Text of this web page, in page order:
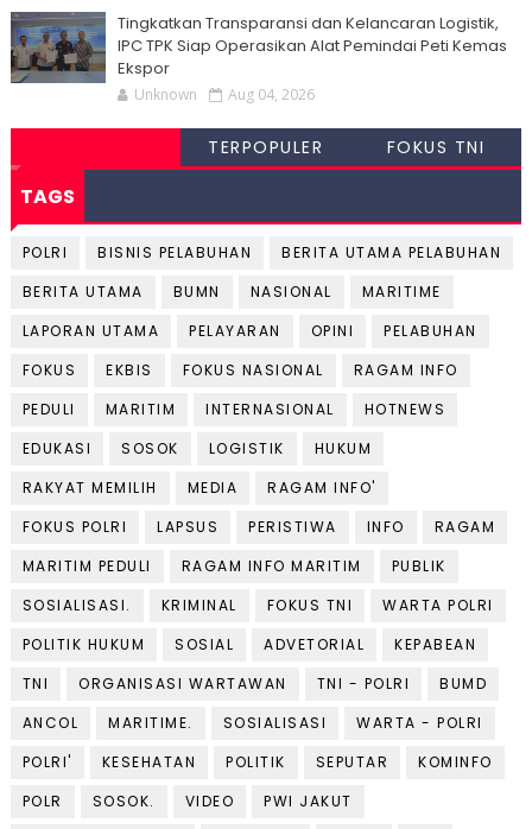
Tingkatkan Transparansi dan Kelancaran Logistik,
IPC TPK Siap Operasikan Alat Pemindai Peti Kemas
Ekspor
Unknown Aug 04, 2026
TERPOPULER FOKUS TNI
TAGS
POLRI BISNIS PELABUHAN
BERITA UTAMA PELABUHAN
BERITA UTAMA
BUMN NASIONAL
MARITIME
LAPORAN UTAMA
PELAYARAN OPINI
PELABUHAN
FOKUS
EKBIS FOKUS NASIONAL
RAGAM INFO
PEDULI
MARITIM INTERNASIONAL
HOTNEWS
EDUKASI
SOSOK LOGISTIK
HUKUM
RAKYAT MEMILIH
MEDIA
RAGAM INFO'
FOKUS POLRI
LAPSUS PERISTIWA INFO
RAGAM
MARITIM PEDULI
RAGAM INFO MARITIM
PUBLIK
SOSIALISASI.
KRIMINAL FOKUS TNI
WARTA POLRI
POLITIK HUKUM
SOSIAL ADVETORIAL
KEPABEAN
TNI
ORGANISASI WARTAWAN TNI - POLRI
BUMD
ANCOL
MARITIME. SOSIALISASI
WARTA - POLRI
POLRI'
KESEHATAN POLITIK SEPUTAR
KOMINFO
POLR
SOSOK. VIDEO
PWI JAKUT